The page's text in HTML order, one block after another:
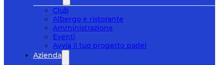
Club
Albergo e ristorante
Amministrazione
Eventi
Avvia il tuo progetto padel
Azienda